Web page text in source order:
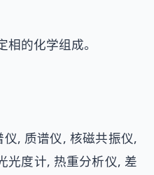
的化学组成。
, 质谱仪, 核磁共振仪,
光度计, 热重分析仪, 差